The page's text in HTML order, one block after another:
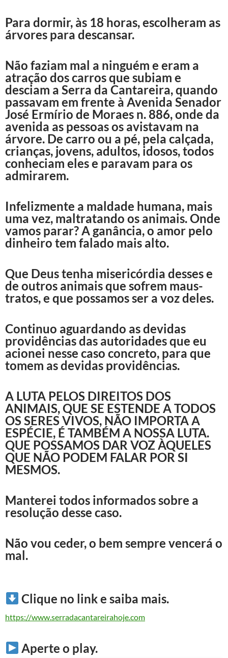
Para dormir, às 18 horas, escolheram as
árvores para descansar.
Não faziam mal a ninguém e eram a
atração dos carros que subiam e
desciam a Serra da Cantareira, quando
passavam em frente à Avenida Senador
José Ermírio de Moraes n. 886, onde da
avenida as pessoas os avistavam na
árvore. De carro ou a pé, pela calçada,
crianças, jovens, adultos, idosos, todos
conheciam eles e paravam para os
admirarem.
Infelizmente a maldade humana, mais
uma vez, maltratando os animais. Onde
vamos parar? A ganância, o amor pelo
dinheiro tem falado mais alto.
Que Deus tenha misericórdia desses e
de outros animais que sofrem maus-
tratos, e que possamos ser a voz deles.
Continuo aguardando as devidas
providências das autoridades que eu
acionei nesse caso concreto, para que
tomem as devidas providências.
A LUTA PELOS DIREITOS DOS
ANIMAIS, QUE SE ESTENDE A TODOS
OS SERES VIVOS, NÃO IMPORTA A
ESPÉCIE, É TAMBÉM A NOSSA LUTA.
QUE POSSAMOS DAR VOZ ÀQUELES
QUE NÃO PODEM FALAR POR SI
MESMOS.
Manterei todos informados sobre a
resolução desse caso.
Não vou ceder, o bem sempre vencerá o
mal.
Clique no link e saiba mais.
https://www.serradacantareirahoje.com
Aperte o play.